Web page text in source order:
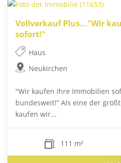
Vollverkauf Plus..."Wir
sofort!"
Haus
Neukirchen
"Wir kaufen Ihre Immobilien
bundesweit!” Als eine der
kaufen wir...
111 m²